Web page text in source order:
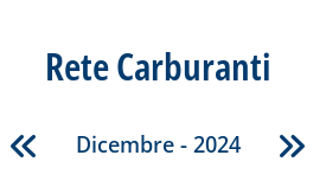
Rete Carburanti
Dicembre - 2024